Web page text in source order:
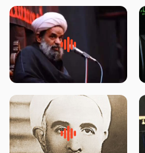
روضه جانسوز پاره های جگر امام
حسن مجتبی علیه السلام-حجت